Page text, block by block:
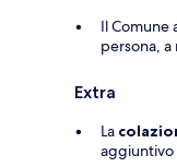
Il Comune
persona,
Extra
La
aggiuntivo